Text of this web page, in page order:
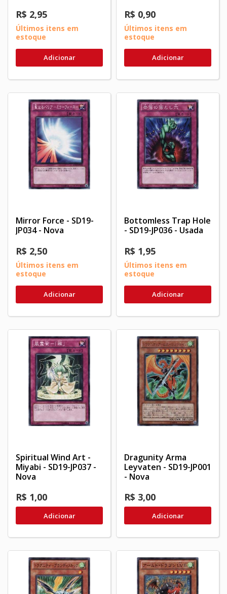
R$ 2,95
Últimos itens em
estoque
Adicionar
R$ 0,90
Últimos itens em
estoque
Adicionar
Mirror Force - SD19-
JP034 - Nova
R$ 2,50
Últimos itens em
estoque
Adicionar
Bottomless Trap Hole
- SD19-JP036 - Usada
R$ 1,95
Últimos itens em
estoque
Adicionar
Spiritual Wind Art -
Miyabi - SD19-JP037 -
Nova
R$ 1,00
Adicionar
Dragunity Arma
Leyvaten - SD19-JP001
- Nova
R$ 3,00
Adicionar